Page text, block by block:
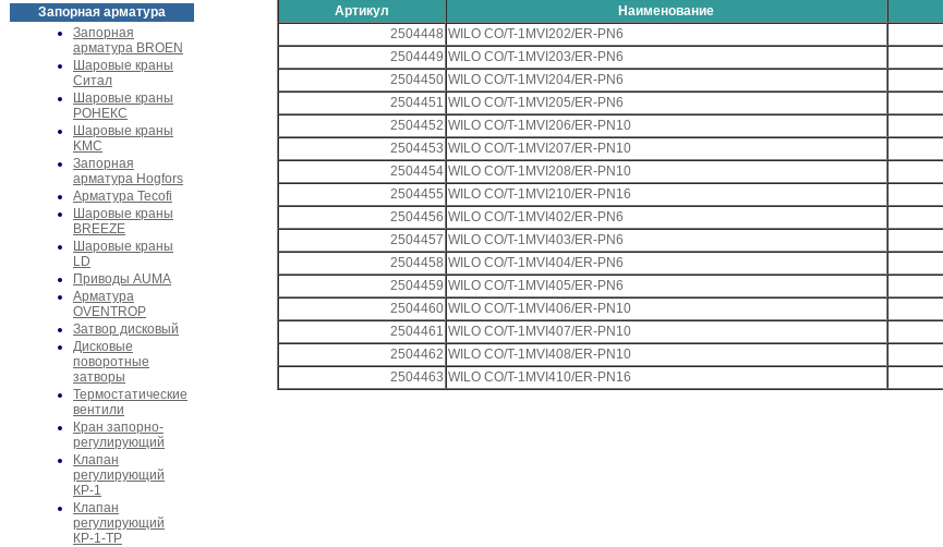
Запорная арматура
Запорная
арматура BROEN
Шаровые краны
Ситал
Шаровые краны
РОНЕКС
Шаровые краны
KMC
Запорная
арматура Hogfors
Арматура Tecofi
Шаровые краны
BREEZE
Шаровые краны
LD
Приводы AUMA
Арматура
OVENTROP
Затвор дисковый
Дисковые
поворотные
затворы
Термостатические
вентили
Кран запорно-
регулирующий
Клапан
регулирующий
КР-1
Клапан
регулирующий
КР-1-ТР
Артикул Наименование
2504448 WILO CO/T-1MVI202/ER-PN6
2504449 WILO CO/T-1MVI203/ER-PN6
2504450 WILO CO/T-1MVI204/ER-PN6
2504451 WILO CO/T-1MVI205/ER-PN6
2504452 WILO CO/T-1MVI206/ER-PN10
2504453 WILO CO/T-1MVI207/ER-PN10
2504454 WILO CO/T-1MVI208/ER-PN10
2504455 WILO CO/T-1MVI210/ER-PN16
2504456 WILO CO/T-1MVI402/ER-PN6
2504457 WILO CO/T-1MVI403/ER-PN6
2504458 WILO CO/T-1MVI404/ER-PN6
2504459 WILO CO/T-1MVI405/ER-PN6
2504460 WILO CO/T-1MVI406/ER-PN10
2504461 WILO CO/T-1MVI407/ER-PN10
2504462 WILO CO/T-1MVI408/ER-PN10
2504463 WILO CO/T-1MVI410/ER-PN16